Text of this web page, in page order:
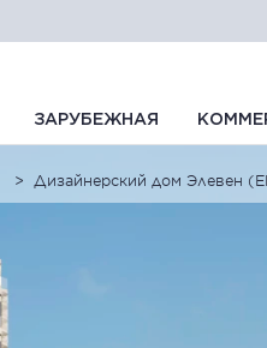
ЗАРУБЕЖНАЯ
Дизайнерский дом Элевен